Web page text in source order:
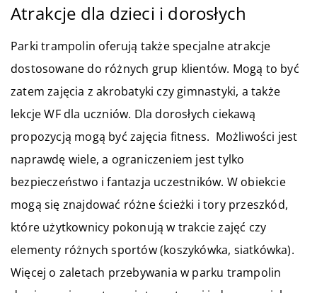
Atrakcje dla dzieci i dorosłych
Parki trampolin oferują także specjalne atrakcje
dostosowane do różnych grup klientów. Mogą to być
zatem zajęcia z akrobatyki czy gimnastyki, a także
lekcje WF dla uczniów. Dla dorosłych ciekawą
propozycją mogą być zajęcia fitness. Możliwości jest
naprawdę wiele, a ograniczeniem jest tylko
bezpieczeństwo i fantazja uczestników. W obiekcie
mogą się znajdować różne ścieżki i tory przeszkód,
które użytkownicy pokonują w trakcie zajęć czy
elementy różnych sportów (koszykówka, siatkówka).
Więcej o zaletach przebywania w parku trampolin